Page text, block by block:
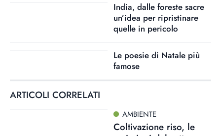
India, dalle foreste sacre
un’idea per ripristinare
quelle in pericolo
Le poesie di Natale più
famose
ARTICOLI CORRELATI
AMBIENTE
Coltivazione riso, le